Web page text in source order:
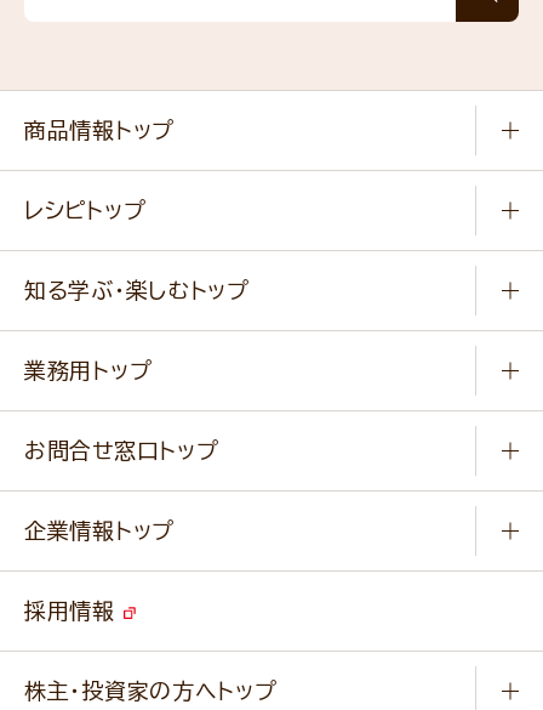
商品情報トップ
健康食品・他
新商品・リニューアル商品
通販サイト一覧
レシピトップ
作り方動画
みなさまのレシピはこちら
知る学ぶ・楽しむトップ
ふっくらパンをつくりましょう
キャンペーン
業務用トップ
ニップンの アマニ 業務用サイト
ベジカフェブランドサイト
お問合せ窓口トップ
改善事例
業務用商品のお問合せ
企業情報トップ
事業紹介
採用情報
株主・投資家の方へトップ